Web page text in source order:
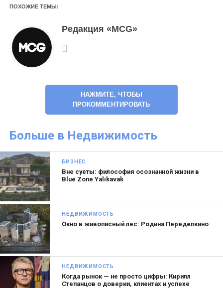
ПОХОЖИЕ ТЕМЫ:
Редакция «MCG»
НАЖМИТЕ, ЧТОБЫ
ПРОКОММЕНТИРОВАТЬ
Больше в Недвижимость
БИЗНЕС
Вне суеты: философия осознанной жизни в
Blue Zone Yalıkavak
НЕДВИЖИМОСТЬ
Окно в живописный лес: Родина Переделкино
НЕДВИЖИМОСТЬ
Когда рынок — не просто цифры: Кирилл
Степанцов о доверии, клиентах и успехе